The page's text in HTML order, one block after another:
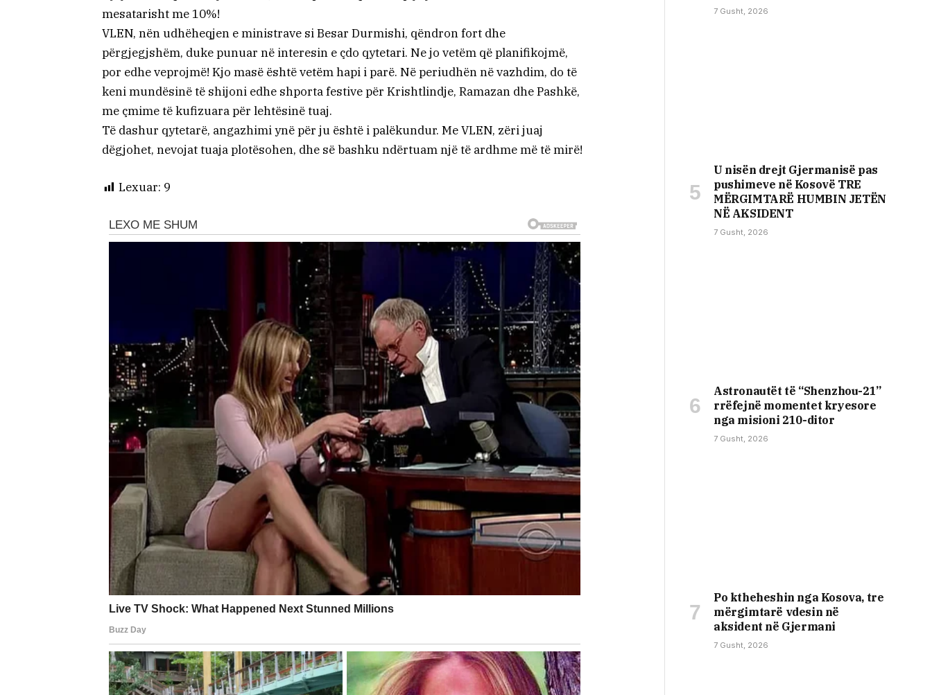
mesatarisht me 10%!
VLEN, nën udhëheqjen e ministrave si Besar Durmishi, qëndron fort dhe
përgjegjshëm, duke punuar në interesin e çdo qytetari. Ne jo vetëm që planifikojmë,
por edhe veprojmë! Kjo masë është vetëm hapi i parë. Në periudhën në vazhdim, do të
keni mundësinë të shijoni edhe shporta festive për Krishtlindje, Ramazan dhe Pashkë,
me çmime të kufizuara për lehtësinë tuaj.
Të dashur qytetarë, angazhimi ynë për ju është i palëkundur. Me VLEN, zëri juaj
dëgjohet, nevojat tuaja plotësohen, dhe së bashku ndërtuam një të ardhme më të mirë!
Lexuar: 9
7 Gusht, 2026
U nisën drejt Gjermanisë pas
pushimeve në Kosovë TRE
MËRGIMTARË HUMBIN JETËN
NË AKSIDENT
7 Gusht, 2026
Astronautët të “Shenzhou-21”
rrëfejnë momentet kryesore
nga misioni 210-ditor
7 Gusht, 2026
Po ktheheshin nga Kosova, tre
mërgimtarë vdesin në
aksident në Gjermani
7 Gusht, 2026